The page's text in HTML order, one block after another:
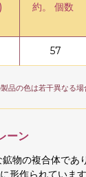
約。 個数
57
品の色は若干異なる場
ーン
物の複合体で
形作られています